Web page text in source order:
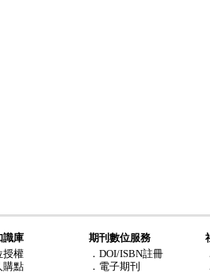
識庫
授權
購點
期刊數位服務
．DOI/ISBN註冊
．電子期刊